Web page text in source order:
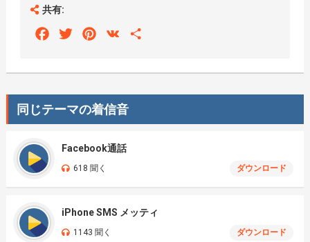
共有:
FacebookTwitterPinterest
VK
同じテーマの着信音
Facebook通話
618 聞く ダウンロード
iPhone SMS メッティ
1143 聞く ダウンロード